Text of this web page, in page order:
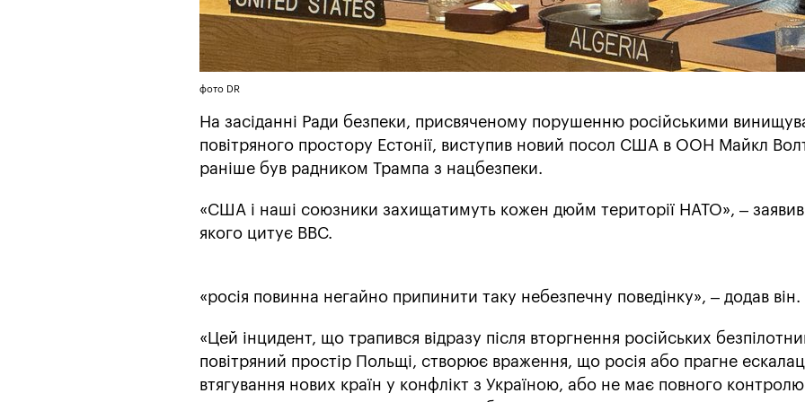
фото DR
На засіданні Ради безпеки, присвяченому порушенню російськими
повітряного простору Естонії, виступив новий посол США в ООН Майкл
раніше був радником Трампа з нацбезпеки.
«США і наші союзники захищатимуть кожен дюйм території НАТО», –
якого цитує ВВС.
«росія повинна негайно припинити таку небезпечну поведінку», – додав він.
«Цей інцидент, що трапився відразу після вторгнення російських
повітряний простір Польщі, створює враження, що росія або прагне
втягування нових країн у конфлікт з Україною, або не має повного